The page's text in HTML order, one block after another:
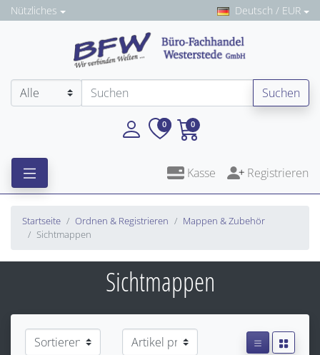
Nützliches Deutsch / EUR
Suchen
0 0
Kasse Registrieren
Startseite Ordnen & Registrieren
Mappen & Zubehör
Sichtmappen
Sichtmappen